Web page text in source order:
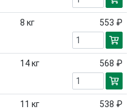
8 кг 553 ₽
14кг 568 ₽
11 кг 538 ₽